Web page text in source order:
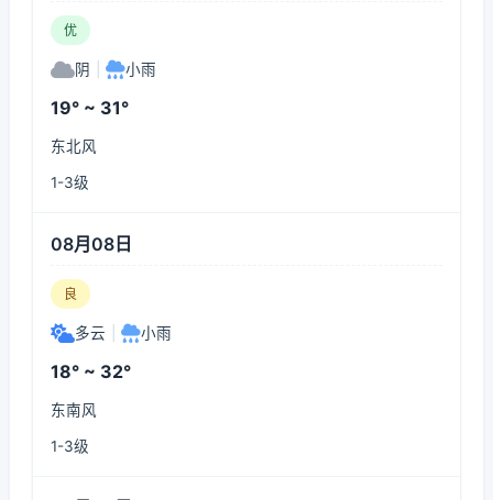
优
阴 小雨
19° ~ 31°
东北风
1-3级
08月08日
良
多云 小雨
18° ~ 32°
东南风
1-3级